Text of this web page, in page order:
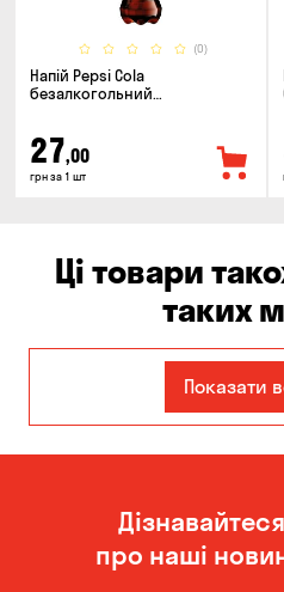
(0)
Напій Pepsi Cola
безалкогольний
27,00
грн за 1 шт
Ці товари
таких
Єлизаветівка
Авангард
Бориспіль
Бровари
Показати
про наші